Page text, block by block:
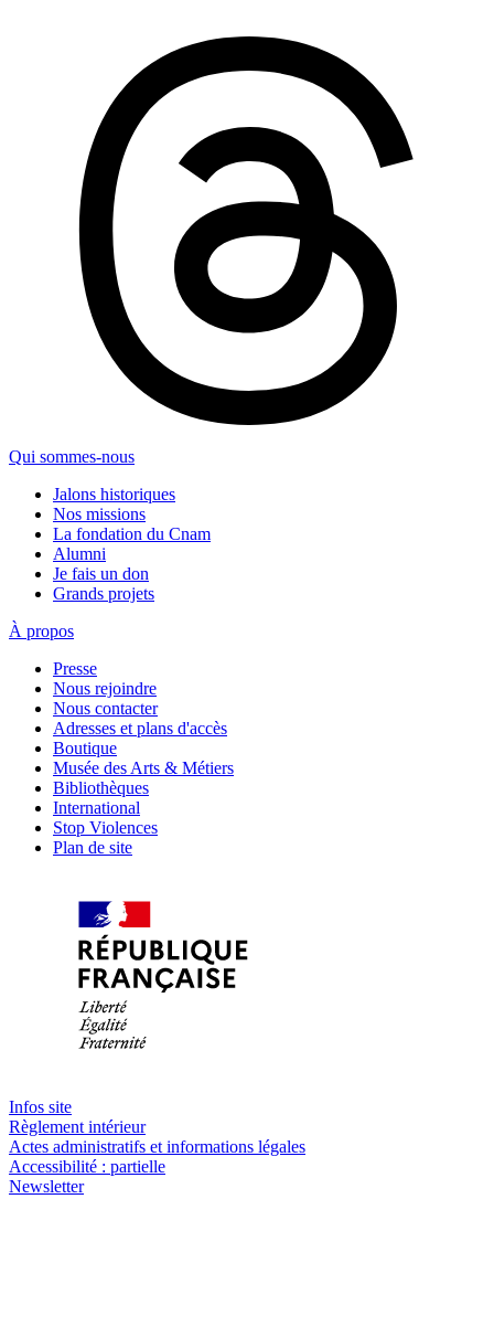
Qui sommes-nous
Jalons historiques
Nos missions
La fondation du Cnam
Alumni
Je fais un don
Grands projets
À propos
Presse
Nous rejoindre
Nous contacter
Adresses et plans d'accès
Boutique
Musée des Arts & Métiers
Bibliothèques
International
Stop Violences
Plan de site
Infos site
Règlement intérieur
Actes administratifs et informations légales
Accessibilité : partielle
Newsletter